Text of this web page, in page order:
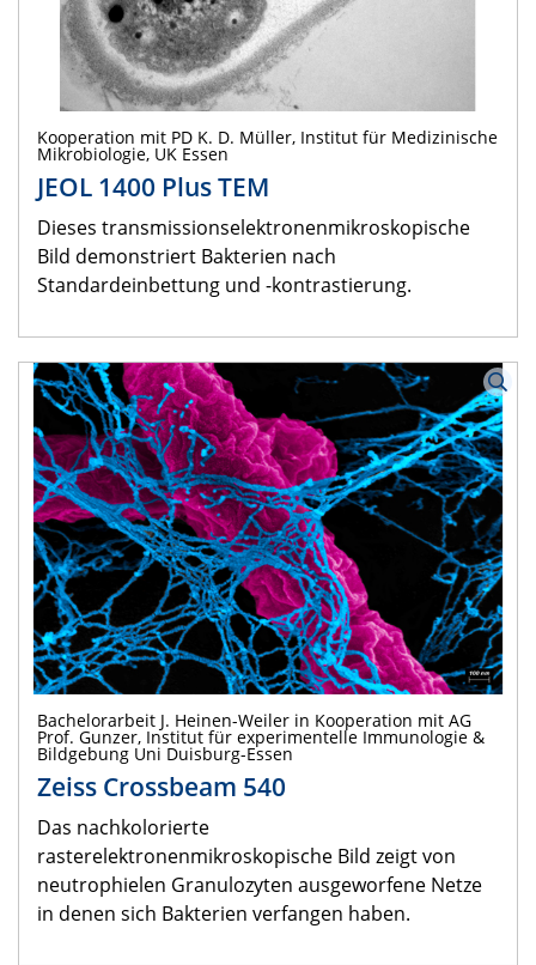
Kooperation mit PD K. D. Müller, Institut für Medizinische
Mikrobiologie, UK Essen
JEOL 1400 Plus TEM
Dieses transmissionselektronenmikroskopische
Bild demonstriert Bakterien nach
Standardeinbettung und -kontrastierung.
Bachelorarbeit J. Heinen-Weiler in Kooperation mit AG
Prof. Gunzer, Institut für experimentelle Immunologie &
Bildgebung Uni Duisburg-Essen
Zeiss Crossbeam 540
Das nachkolorierte
rasterelektronenmikroskopische Bild zeigt von
neutrophielen Granulozyten ausgeworfene Netze
in denen sich Bakterien verfangen haben.